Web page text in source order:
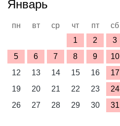
Январь
пн вт ср чт пт сб
1
2 3
5
6 7 8 9 10
12
13 14 15 16 17
19
20 21 22 23 24
26
27 28 29 30 31